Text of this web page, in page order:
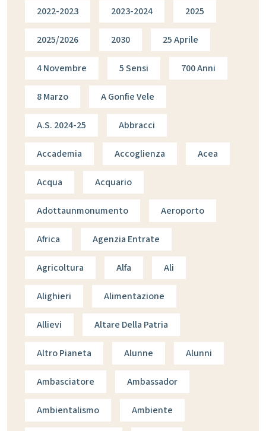
2022-2023 2023-2024 2025
2025/2026 2030 25 Aprile
4 Novembre 5 Sensi 700 Anni
8 Marzo A Gonfie Vele
A.s. 2024-25 Abbracci
Accademia Accoglienza Acea
Acqua Acquario
Adottaunmonumento Aeroporto
Africa Agenzia Entrate
Agricoltura Alfa Ali
Alighieri Alimentazione
Allievi Altare Della Patria
Altro Pianeta Alunne Alunni
Ambasciatore Ambassador
Ambientalismo Ambiente